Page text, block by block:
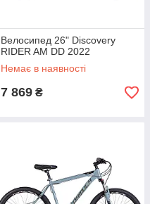
Велосипед 26" Discovery
RIDER AM DD 2022
Немає в наявності
7 869 ₴